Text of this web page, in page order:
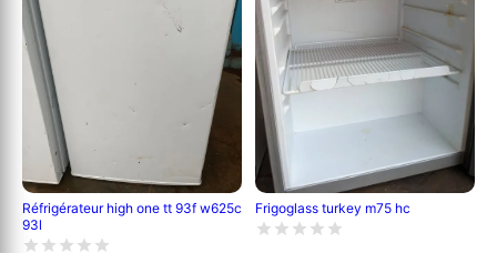
Réfrigérateur high one tt 93f w625c
93l
Frigoglass turkey m75 hc